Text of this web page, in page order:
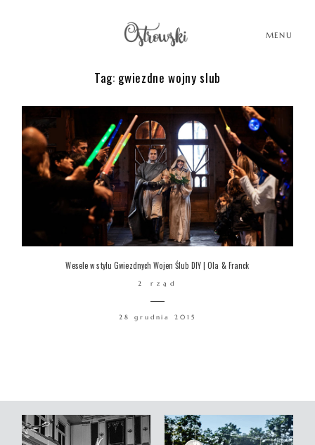
MENU
Tag: gwiezdne wojny slub
Wesele w stylu Gwiezdnych Wojen Ślub DIY | Ola & Franck
2 rząd
28 grudnia 2015
HISTORIE
PORTFOLIO
O MNIE